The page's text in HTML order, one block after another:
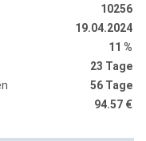
10256
19.04.2024
11 %
23 Tage
56 Tage
94.57 €